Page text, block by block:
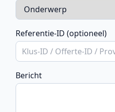
Referentie-ID (optioneel)
Bericht